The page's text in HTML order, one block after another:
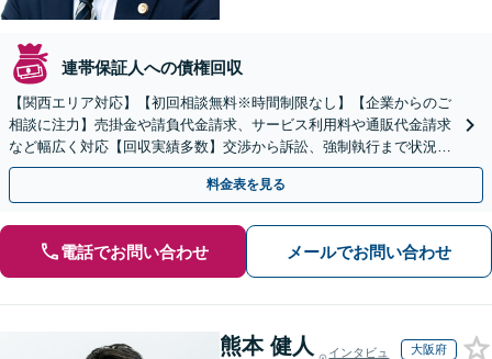
連帯保証人への債権回収
【関西エリア対応】【初回相談無料※時間制限なし】【企業からのご
相談に注力】売掛金や請負代金請求、サービス利用料や通販代金請求
など幅広く対応【回収実績多数】交渉から訴訟、強制執行まで状況に
応じて的確に対応します
料金表を見る
電話でお問い合わせ メールでお問い合わせ
熊本 健人
インタビュ
大阪府